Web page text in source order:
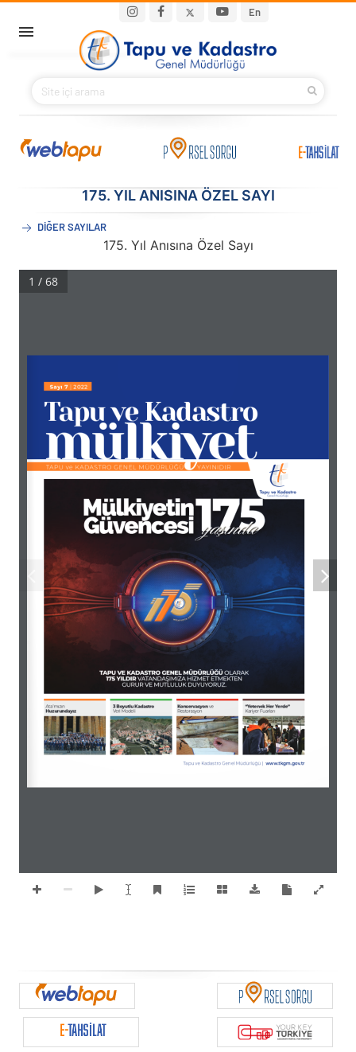
En
Main navigation
BAKANIMIZ
KURUMSAL
E-HİZMETLER
İLETIŞIM
175. YIL ANISINA ÖZEL SAYI
DİĞER SAYILAR
175. Yıl Anısına Özel Sayı